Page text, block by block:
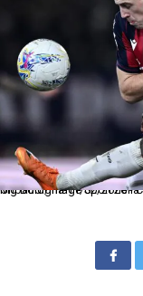
Mg Bologna 11/02/2026 - Coppa Italia / Bologna-